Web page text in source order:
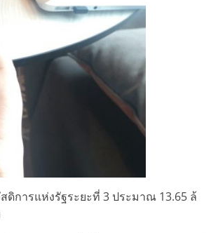
ดิการแห่งรัฐระยะที่ 3 ประมาณ 13.65 ล้